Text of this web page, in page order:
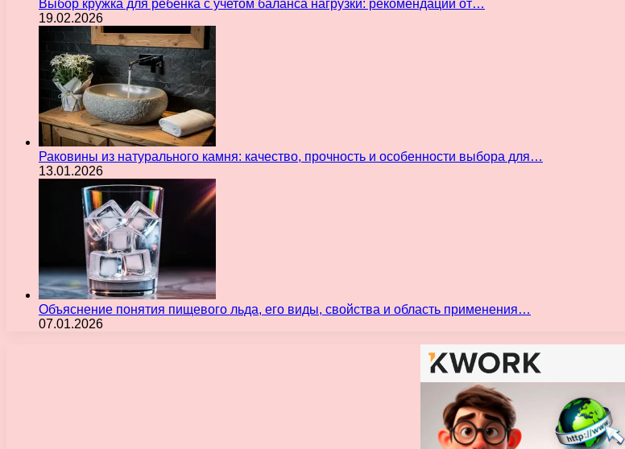
Выбор кружка для ребенка с учетом баланса нагрузки: рекомендации от…
19.02.2026
Раковины из натурального камня: качество, прочность и особенности выбора для…
13.01.2026
Объяснение понятия пищевого льда, его виды, свойства и область применения…
07.01.2026